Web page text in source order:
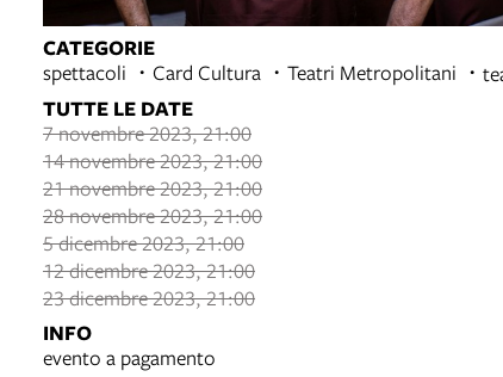
CATEGORIE
spettacoli
Card Cultura Teatri Metropolitani
TUTTE LE DATE
7 novembre 2023, 21:00
14 novembre 2023, 21:00
21 novembre 2023, 21:00
28 novembre 2023, 21:00
5 dicembre 2023, 21:00
12 dicembre 2023, 21:00
23 dicembre 2023, 21:00
INFO
evento a pagamento